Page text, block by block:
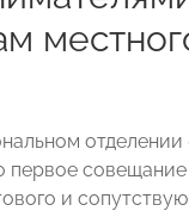
совещание
и